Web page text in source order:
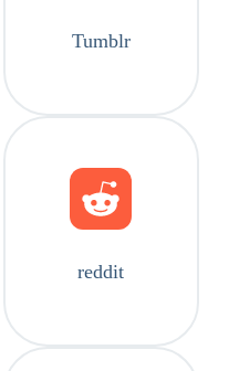
Tumblr
reddit